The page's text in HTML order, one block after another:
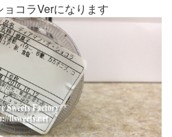
コラVerになります